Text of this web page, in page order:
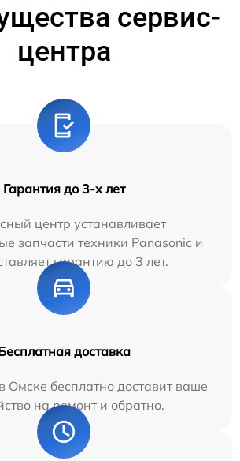
сервис-
центра
Гарантия до 3-х лет
центр устанавливает
запчасти техники Panasonic и
гарантию до 3 лет.
доставка
Омске бесплатно доставит ваше
на ремонт и обратно.